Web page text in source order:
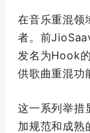
在音乐重混领
者。前
发名为Hook
供歌曲重混功
这一系列举措
加规范和成熟